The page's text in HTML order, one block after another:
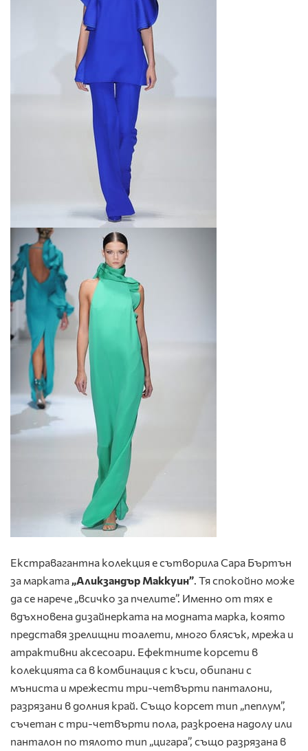
Екстравагантна колекция е сътворила Сара Бъртън
за марката „Аликзандър Маккуин” . Тя спокойно може
да се нарече „всичко за пчелите”. Именно от тях е
вдъхновена дизайнерката на модната марка, която
представя зрелищни тоалети, много блясък, мрежа и
атрактивни аксесоари. Ефектните корсети в
колекцията са в комбинация с къси, обипани с
мъниста и мрежести три-четвърти панталони,
разрязани в долния край. Също корсет тип „пеплум”,
съчетан с три-четвърти пола, разкроена надолу или
панталон по тялото тип „цигара”, също разрязана в